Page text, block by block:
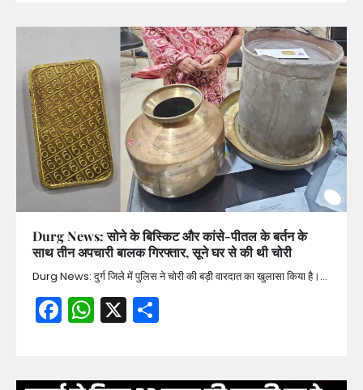
Durg News: सोने के बिस्किट और कांसे-पीतल के बर्तन के
साथ तीन अपचारी बालक गिरफ्तार, सूने घर से की थी चोरी
Durg News: दुर्ग जिले में पुलिस ने चोरी की बड़ी वारदात का खुलासा किया है।…
Facebook
WhatsApp
X